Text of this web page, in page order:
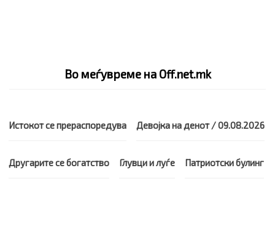
Во меѓувреме на Off.net.mk
Истокот се прераспоредува Девојка на денот / 09.08.2026
Другарите се богатство Глувци и луѓе Патриотски булинг